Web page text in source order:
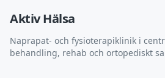
Aktiv Hälsa
Naprapat- och fysioterapiklinik i
behandling, rehab och ortopediskt